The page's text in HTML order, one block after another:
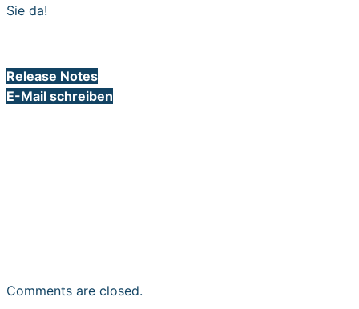
Sie da!
Release Notes
E-Mail schreiben
Comments are closed.